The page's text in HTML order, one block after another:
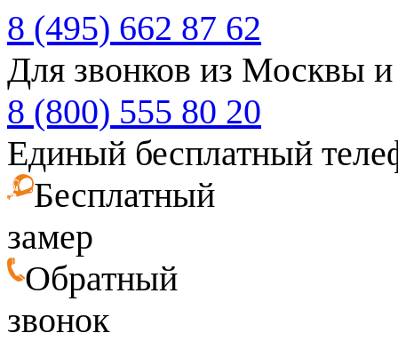
8 (495) 662 87 62
Для звонков из Москвы
8 (800) 555 80 20
Единый бесплатный
Бесплатный
замер
Обратный
звонок